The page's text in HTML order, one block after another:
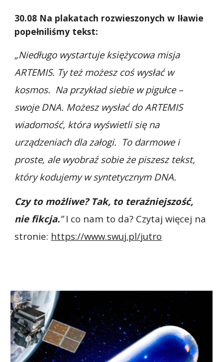
30.08 Na plakatach rozwieszonych w Iławie
popełniliśmy tekst:
„Niedługo wystartuje księżycowa misja
ARTEMIS. Ty też możesz coś wysłać w
kosmos. Na przykład siebie w pigułce –
swoje DNA. Możesz wysłać do ARTEMIS
wiadomość, która wyświetli się na
urządzeniach dla załogi. To darmowe i
proste, ale wyobraź sobie że piszesz tekst,
który kodujemy w syntetycznym DNA.
Czy to możliwe? Tak, to teraźniejszość,
nie fikcja.”I co nam to da? Czytaj więcej na
stronie: https://www.swuj.pl/jutro